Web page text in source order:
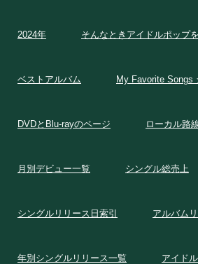
2024年 そんなときアイドルポップ
ベストアルバム My Favorite Songs
DVDとBlu-rayのページ ローカル路
月別デビュー一覧 シングル総売上
シングルリリース日索引 アルバム
年別シングルリリース一覧 アイド